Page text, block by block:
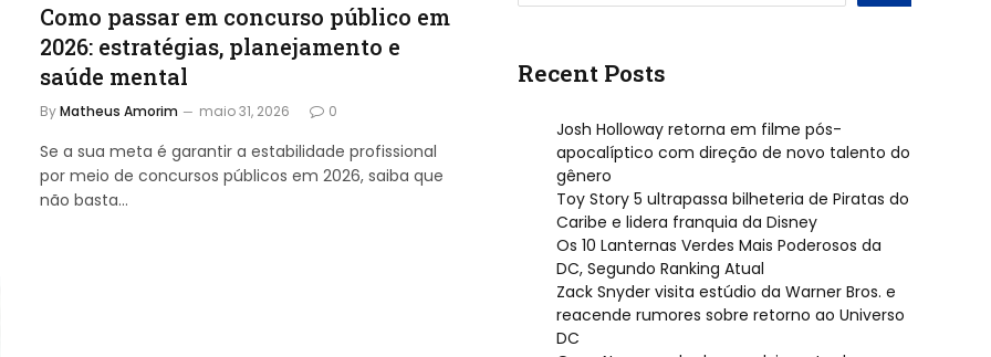
Como passar em concurso público em
2026: estratégias, planejamento e
saúde mental
ByMatheus Amorim maio 31, 2026 0
Se a sua meta é garantir a estabilidade profissional
por meio de concursos públicos em 2026, saiba que
não basta…
Recent Posts
Josh Holloway retorna em filme pós-
apocalíptico com direção de novo talento do
gênero
Toy Story 5 ultrapassa bilheteria de Piratas do
Caribe e lidera franquia da Disney
Os 10 Lanternas Verdes Mais Poderosos da
DC, Segundo Ranking Atual
Zack Snyder visita estúdio da Warner Bros. e
reacende rumores sobre retorno ao Universo
DC